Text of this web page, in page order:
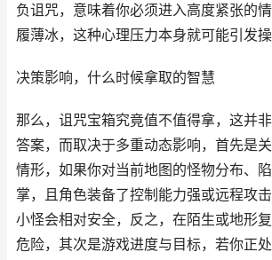
负诅咒，意味着你必须进入高度紧张的
履薄冰，这种心理压力本身就可能引发操
决策影响，什么时候拿取的智慧
那么，诅咒宝箱究竟值不值得拿，这并
答案，而取决于多重动态影响，首先是
情形，如果你对当前地图的怪物分布、
掌，且角色装备了控制能力强或远程攻
小怪会相对安全，反之，在陌生或地形
危险，其次是游戏进度与目标，若你正